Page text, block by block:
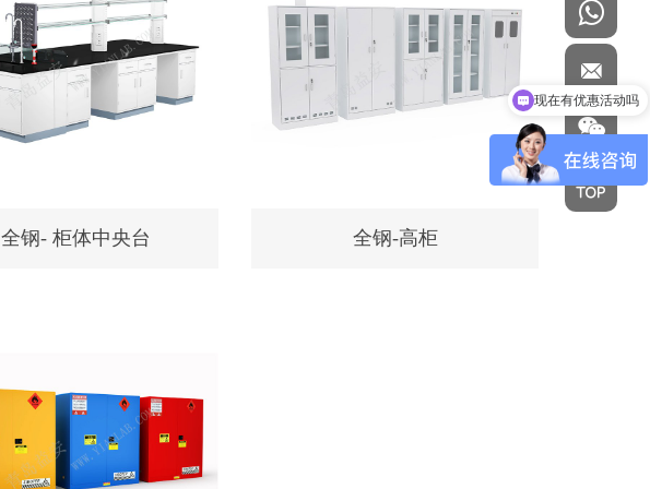
全钢- 柜体中央台 全钢-高柜
可以介绍下你们的产品么
现在有优惠活动吗